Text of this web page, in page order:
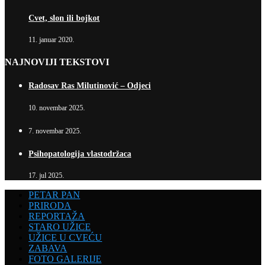
Cvet, slon ili bojkot
11. januar 2020.
NAJNOVIJI TEKSTOVI
Radosav Ras Milutinović – Odjeci
10. novembar 2025.
7. novembar 2025.
Psihopatologija vlastodržaca
17. jul 2025.
PETAR PAN
PRIRODA
REPORTAŽA
STARO UŽICE
UŽICE U CVEĆU
ZABAVA
FOTO GALERIJE